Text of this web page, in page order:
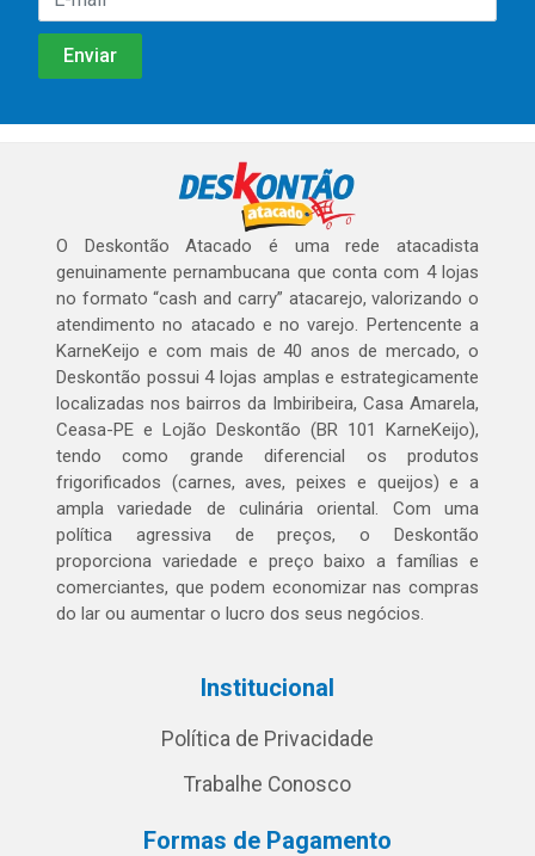
O Deskontão Atacado é uma rede atacadista
genuinamente pernambucana que conta com 4 lojas
no formato “cash and carry” atacarejo, valorizando o
atendimento no atacado e no varejo. Pertencente a
KarneKeijo e com mais de 40 anos de mercado, o
Deskontão possui 4 lojas amplas e estrategicamente
localizadas nos bairros da Imbiribeira, Casa Amarela,
Ceasa-PE e Lojão Deskontão (BR 101 KarneKeijo),
tendo como grande diferencial os produtos
frigorificados (carnes, aves, peixes e queijos) e a
ampla variedade de culinária oriental. Com uma
política agressiva de preços, o Deskontão
proporciona variedade e preço baixo a famílias e
comerciantes, que podem economizar nas compras
do lar ou aumentar o lucro dos seus negócios.
Institucional
Política de Privacidade
Trabalhe Conosco
Formas de Pagamento